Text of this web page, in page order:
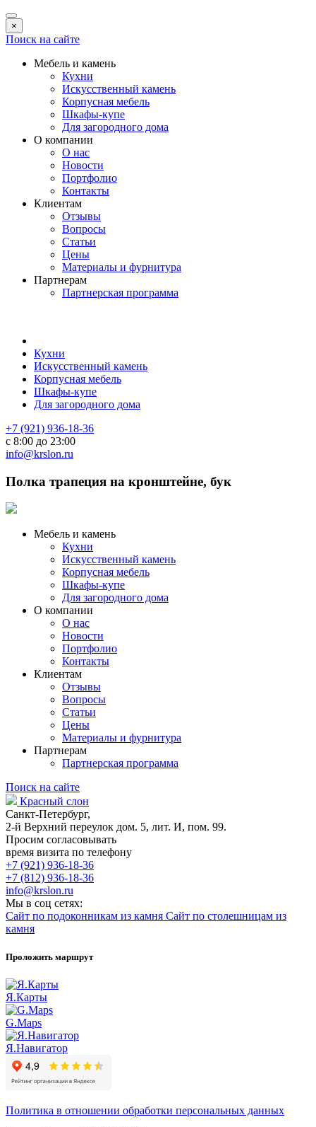
×
Поиск на сайте
Мебель и камень
Кухни
Искусственный камень
Корпусная мебель
Шкафы-купе
Для загородного дома
О компании
О нас
Новости
Портфолио
Контакты
Клиентам
Отзывы
Вопросы
Статьи
Цены
Материалы и фурнитура
Партнерам
Партнерская программа
Кухни
Искусственный камень
Корпусная мебель
Шкафы-купе
Для загородного дома
+7 (921) 936-18-36
с 8:00 до 23:00
info@krslon.ru
Полка трапеция на кронштейне, бук
Мебель и камень
Кухни
Искусственный камень
Корпусная мебель
Шкафы-купе
Для загородного дома
О компании
О нас
Новости
Портфолио
Контакты
Клиентам
Отзывы
Вопросы
Статьи
Цены
Материалы и фурнитура
Партнерам
Партнерская программа
Поиск на сайте
Красный слон
Санкт-Петербург,
2-й Верхний переулок дом. 5, лит. И, пом. 99.
Просим согласовывать
время визита по телефону
+7 (921) 936-18-36
+7 (812) 936-18-36
info@krslon.ru
Мы в соц сетях:
Сайт по подоконникам из камня Сайт по столешницам из
камня
Проложить маршрут
Я.Карты
G.Maps
Я.Навигатор
Политика в отношении обработки персональных данных